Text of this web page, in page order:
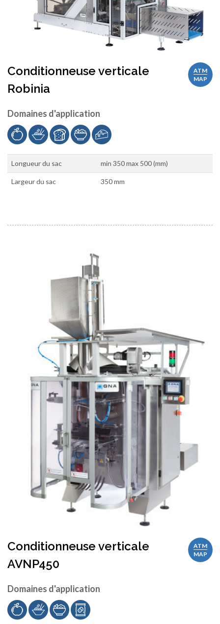
ATM
MAP
Conditionneuse verticale
Robinia
Domaines d'application
Longueur du sac min 350 max 500 (mm)
Largeur du sac 350 mm
ATM
MAP
Conditionneuse verticale
AVNP450
Domaines d'application